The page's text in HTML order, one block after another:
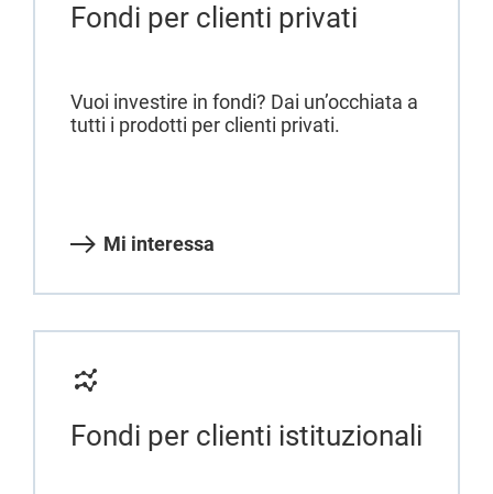
Fondi per clienti privati
Vuoi investire in fondi? Dai un’occhiata a
tutti i prodotti per clienti privati.
Mi interessa
Fondi per clienti istituzionali